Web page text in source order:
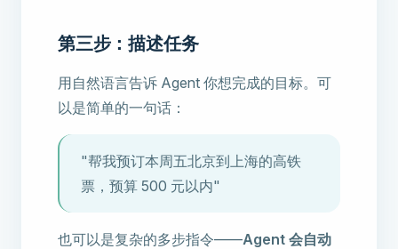
第三步：描述任务
用自然语言告诉 Agent 你想完成的目标。可
以是简单的一句话：
"帮我预订本周五北京到上海的高铁
票，预算 500 元以内"
也可以是复杂的多步指令——Agent 会自动